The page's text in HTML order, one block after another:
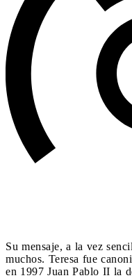
Su mensaje, a la vez
muchos. Teresa fue
en 1997 Juan Pablo II la